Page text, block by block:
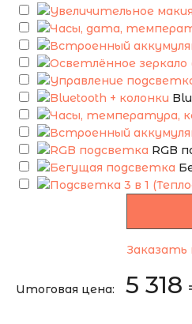
RGB
Заказать
Итоговая цена: 5 318